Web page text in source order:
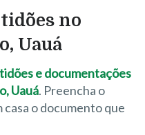
no
Uauá
e documentações
Uauá. Preencha o
o documento que